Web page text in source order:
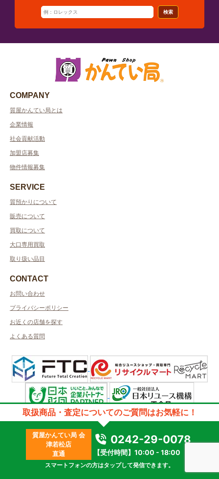
検索
COMPANY
質屋かんてい局とは
企業情報
社会貢献活動
加盟店募集
物件情報募集
SERVICE
質預かりについて
販売について
買取について
大口専用買取
取り扱い品目
CONTACT
お問い合わせ
プライバシーポリシー
お近くの店舗を探す
よくある質問
許可管轄：福島県公安委員会
古物商許可番号：第251080003676号／取得者名：質屋かんてい局会津若
質屋許可番号：第251150000012号
2023 © kanteikyoku.jp allrights reseved.
取扱商品・査定についてのご質問はお気軽に！
質屋かんてい局 会
津若松店
直通
0242-29-0078
【受付時間】10:00 - 18:00
スマートフォンの方はタップして発信できます。